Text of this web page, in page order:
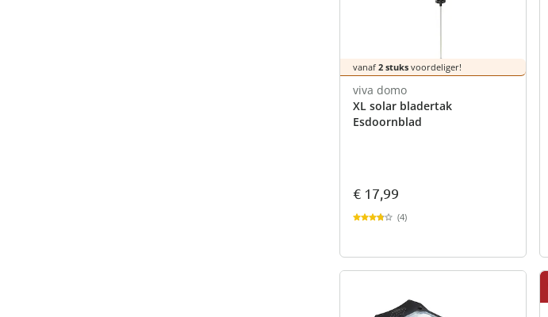
vanaf 2 stuks voordeliger!
viva domo
XL solar bladertak
Esdoornblad
€ 17,99
(4)